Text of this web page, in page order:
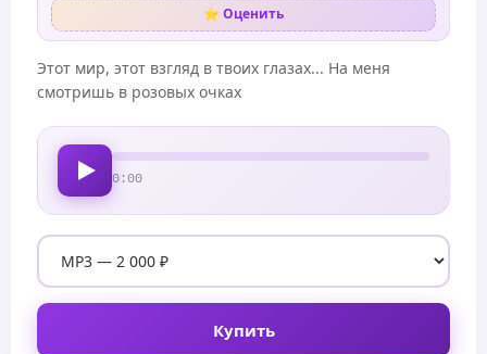
⭐ Оценить
Этот мир, этот взгляд в твоих глазах... На меня
смотришь в розовых очках
0:00
Купить